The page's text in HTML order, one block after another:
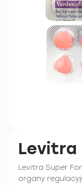
Levitra
Levitra Super
organy